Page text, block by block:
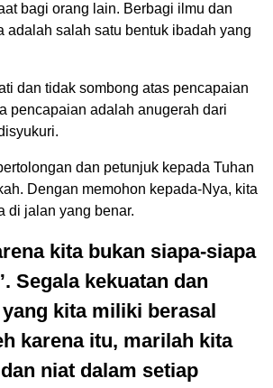
bagi orang lain. Berbagi ilmu dan
adalah salah satu bentuk ibadah yang
dan tidak sombong atas pencapaian
pencapaian adalah anugerah dari
dan petunjuk kepada Tuhan
Dengan memohon kepada-Nya, kita
di jalan yang benar.
kita bukan siapa-siapa
Segala kekuatan dan
kita miliki berasal
karena itu, marilah kita
niat dalam setiap